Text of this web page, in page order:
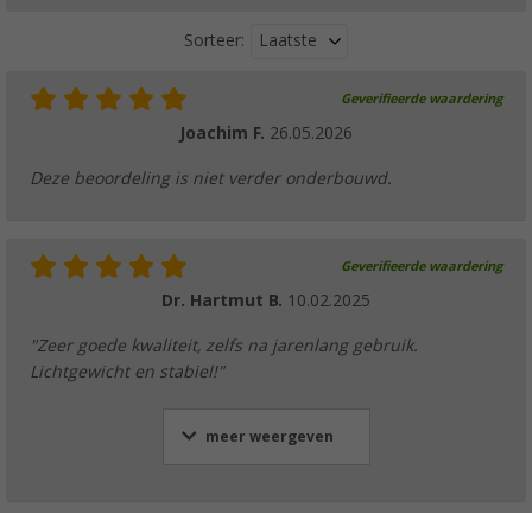
Sorteer: Laatste
Geverifieerde waardering
Joachim F. 26.05.2026
Deze beoordeling is niet verder onderbouwd.
Geverifieerde waardering
Dr. Hartmut B. 10.02.2025
"Zeer goede kwaliteit, zelfs na jarenlang gebruik.
Lichtgewicht en stabiel!"
meer weergeven